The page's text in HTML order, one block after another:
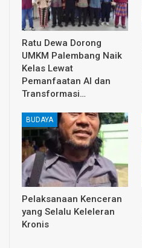
Ratu Dewa Dorong
UMKM Palembang Naik
Kelas Lewat
Pemanfaatan AI dan
Transformasi…
BUDAYA
Pelaksanaan Kenceran
yang Selalu Keleleran
Kronis